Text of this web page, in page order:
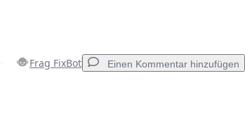
Frag FixBot Einen Kommentar hinzufügen